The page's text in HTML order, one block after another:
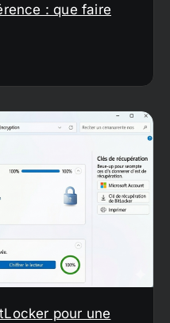
: que faire
pour une